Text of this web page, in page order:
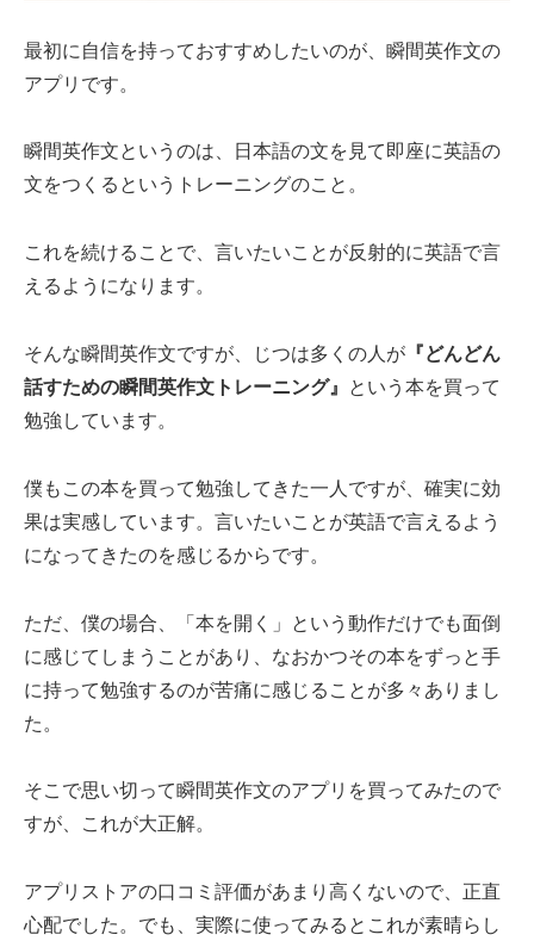
最初に自信を持っておすすめしたいのが、瞬間英作文の
アプリです。
瞬間英作文というのは、日本語の文を見て即座に英語の
文をつくるというトレーニングのこと。
これを続けることで、言いたいことが反射的に英語で言
えるようになります。
そんな瞬間英作文ですが、じつは多くの人が 『どんどん
話すための瞬間英作文トレーニング』
という本を買って
勉強しています。
僕もこの本を買って勉強してきた一人ですが、確実に効
果は実感しています。言いたいことが英語で言えるよう
になってきたのを感じるからです。
ただ、僕の場合、「本を開く」という動作だけでも面倒
に感じてしまうことがあり、なおかつその本をずっと手
に持って勉強するのが苦痛に感じることが多々ありまし
た。
そこで思い切って瞬間英作文のアプリを買ってみたので
すが、これが大正解。
アプリストアの口コミ評価があまり高くないので、正直
心配でした。でも、実際に使ってみるとこれが素晴らし